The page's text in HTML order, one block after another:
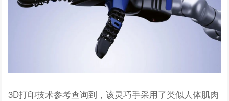
3D打印技术参考查询到，该灵巧手采用了类似人体肌肉